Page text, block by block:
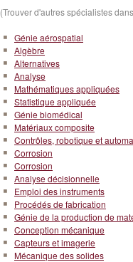
(Trouver d'autres spécialistes
Génie aérospatial
Algèbre
Alternatives
Analyse
Mathématiques appliquées
Statistique appliquée
Génie biomédical
Matériaux composite
Contrôles, robotique et
Corrosion
Corrosion
Analyse décisionnelle
Emploi des instruments
Procédés de fabrication
Génie de la production de
Conception mécanique
Capteurs et imagerie
Mécanique des solides